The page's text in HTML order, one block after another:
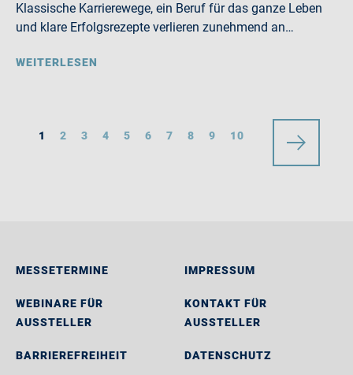
Klassische Karrierewege, ein Beruf für das ganze Leben
und klare Erfolgsrezepte verlieren zunehmend an…
WEITERLESEN
1 2 3 4 5 6 7 8 9 10
MESSETERMINE
WEBINARE FÜR
AUSSTELLER
BARRIEREFREIHEIT
IMPRESSUM
KONTAKT FÜR
AUSSTELLER
DATENSCHUTZ